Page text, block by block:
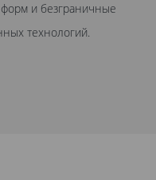
и безграничные
технологий.